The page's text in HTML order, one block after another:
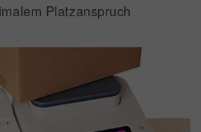
Platzanspruch